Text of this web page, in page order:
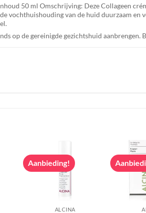
50 ml Omschrijving: Deze Collageen
vochthuishouding van de huid duurzaam
op de gereinigde gezichtshuid
Aanbieding!
ALCINA